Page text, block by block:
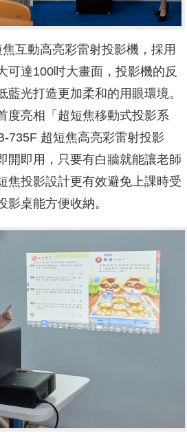
互動高亮彩雷射投影機，採用
可達100吋大畫面，投影機的反
藍光打造更加柔和的用眼環境。
度亮相「超短焦移動式投影系
735F 超短焦高亮彩雷射投影
開即用，只要有白牆就能讓老師
焦投影設計更有效避免上課時受
桌能方便收納。